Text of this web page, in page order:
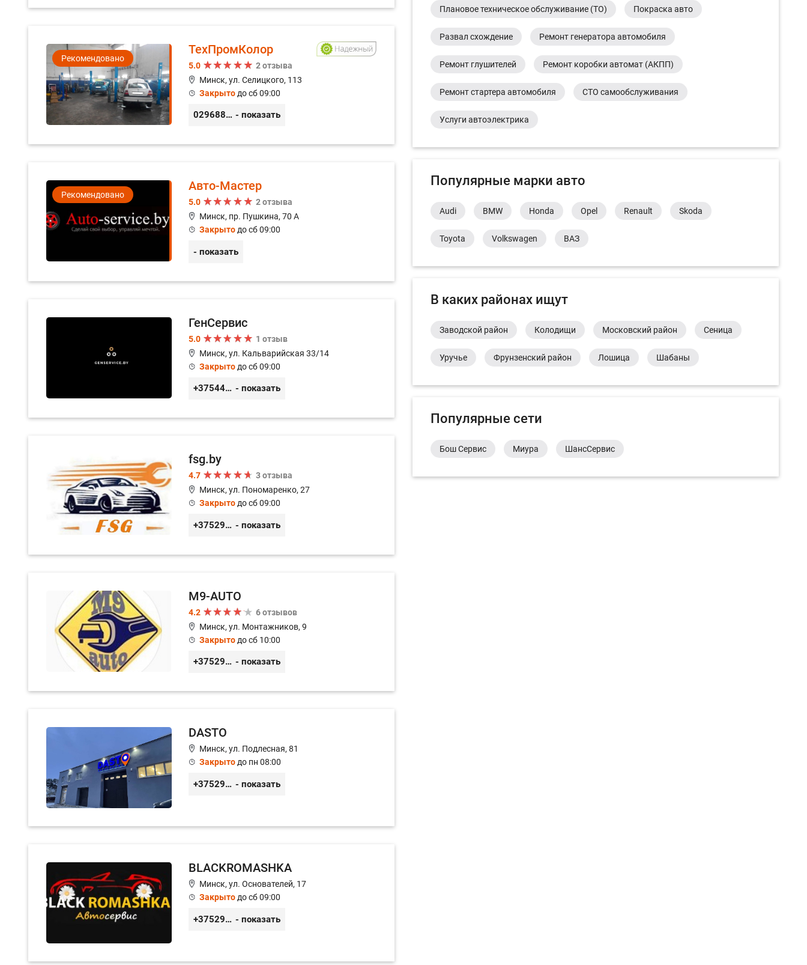
Рекомендовано
ТехПромКолор
5.0
2 отзыва
Минск, ул. Селицкого, 113
Закрытодо сб 09:00
0296889898 - показать
Рекомендовано
Авто-Мастер
5.0
2 отзыва
Минск, пр. Пушкина, 70 А
Закрытодо сб 09:00
- показать
ГенСервис
5.0
1 отзыв
Минск, ул. Кальварийская 33/14
Закрытодо сб 09:00
+375444649592 - показать
fsg.by
4.7
3 отзыва
Минск, ул. Пономаренко, 27
Закрытодо сб 09:00
+375291882338 - показать
M9-AUTO
4.2
6 отзывов
Минск, ул. Монтажников, 9
Закрытодо сб 10:00
+375299395764 - показать
DASTO
Минск, ул. Подлесная, 81
Закрытодо пн 08:00
+375296606560 - показать
BLACKROMASHKA
Минск, ул. Основателей, 17
Закрытодо сб 09:00
+375296651188 - показать
Плановое техническое обслуживание (ТО) Покраска авто
Развал схождение Ремонт генератора автомобиля
Ремонт глушителей Ремонт коробки автомат (АКПП)
Ремонт стартера автомобиля СТО самообслуживания
Услуги автоэлектрика
Популярные марки авто
Audi BMW Honda Opel Renault Skoda
Toyota Volkswagen ВАЗ
В каких районах ищут
Заводской район Колодищи Московский район Сеница
Уручье Фрунзенский район Лошица Шабаны
Популярные сети
Бош Сервис Миура ШансСервис